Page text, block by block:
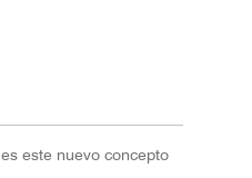
este nuevo concepto